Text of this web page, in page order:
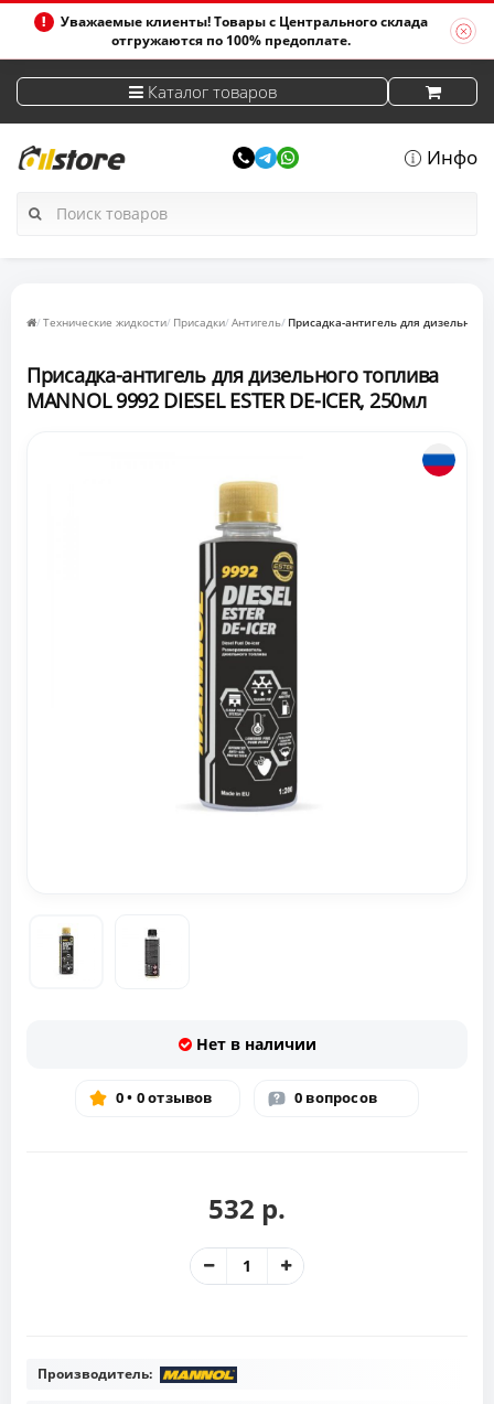
Уважаемые клиенты! Товары с Центрального склада
отгружаются по 100% предоплате.
Каталог товаров
Инфо
Технические жидкости Присадки Антигель Присадка-антигель для дизельного
Присадка-антигель для дизельного топлива
MANNOL 9992 DIESEL ESTER DE-ICER, 250мл
Нет в наличии
0 • 0 отзывов 0 вопросов
532 р.
Производитель: